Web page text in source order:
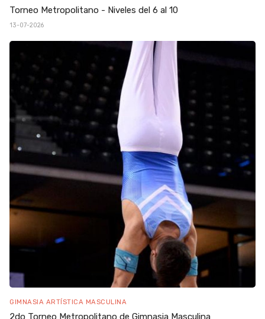
Torneo Metropolitano - Niveles del 6 al 10
13-07-2026
GIMNASIA ARTÍSTICA MASCULINA
2do Torneo Metropolitano de Gimnasia Masculina